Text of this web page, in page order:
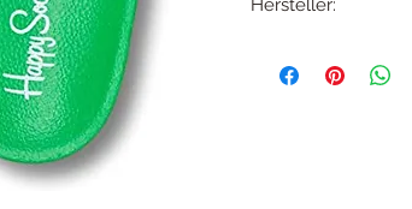
Karlavägen 108